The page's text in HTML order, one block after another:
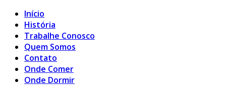
Início
História
Trabalhe Conosco
Quem Somos
Contato
Onde Comer
Onde Dormir